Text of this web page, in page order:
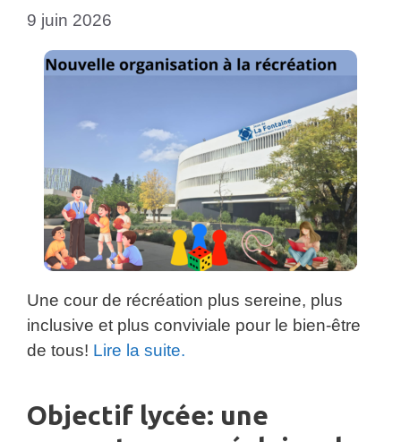
9 juin 2026
Une cour de récréation plus sereine, plus
inclusive et plus conviviale pour le bien-être
de tous! Lire la suite.
Objectif lycée: une